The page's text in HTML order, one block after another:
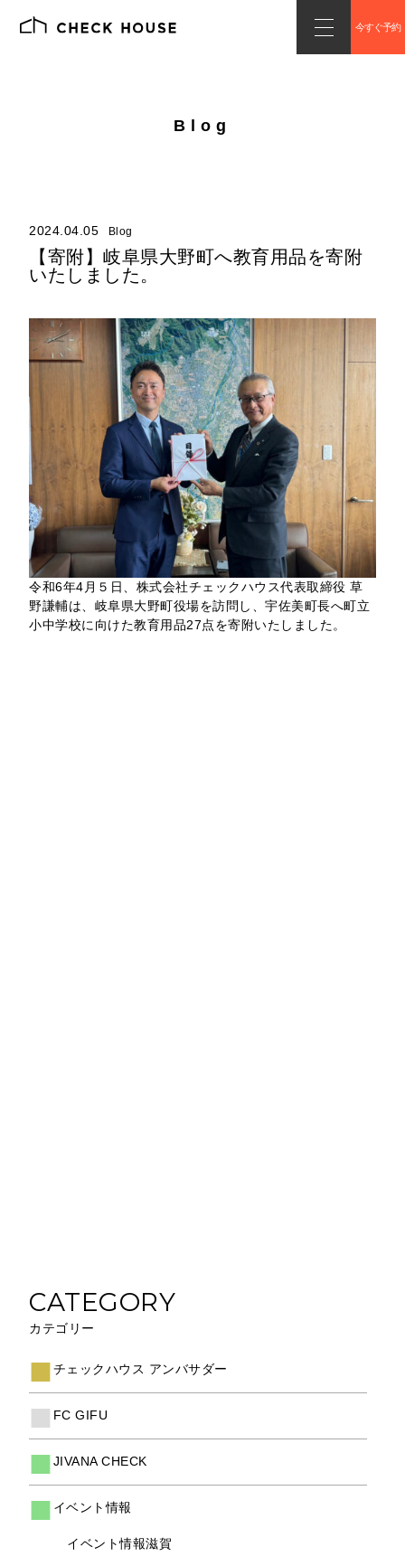
今すぐ予約
Blog
CATEGORY
カテゴリー
チェックハウス アンバサダー
FC GIFU
JIVANA CHECK
イベント情報
イベント情報滋賀
2024.04.05 Blog
【寄附】岐阜県大野町へ教育用品を寄附
いたしました。
令和6年4月５日、株式会社チェックハウス代表取締役 草
野謙輔は、岐阜県大野町役場を訪問し、宇佐美町長へ町立
小中学校に向けた教育用品27点を寄附いたしました。